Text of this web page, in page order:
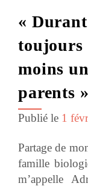
«
toujours
moins
parents
Publié le 1
Partage de
famille
m’appelle